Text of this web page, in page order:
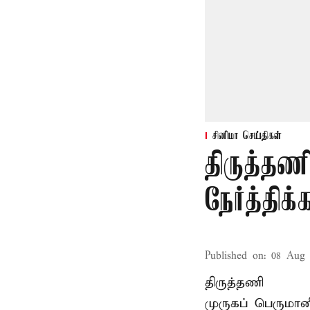
சினிமா செய்திகள்
Published on: 08 Aug
திருத்தணி
முருகப்